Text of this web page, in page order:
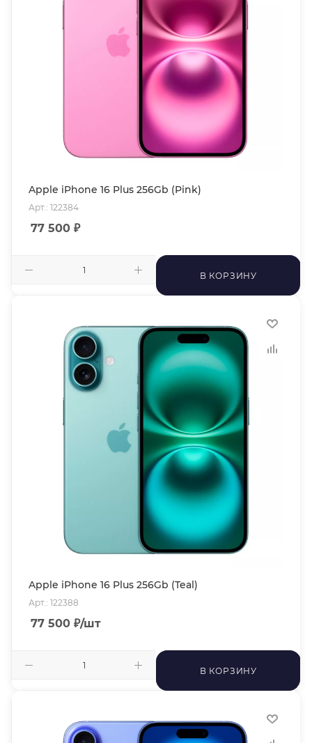
Apple iPhone 16 Plus 256Gb (Pink)
Арт.: 122384
77 500 ₽
В КОРЗИНУ
Apple iPhone 16 Plus 256Gb (Teal)
Арт.: 122388
77 500 ₽/шт
В КОРЗИНУ